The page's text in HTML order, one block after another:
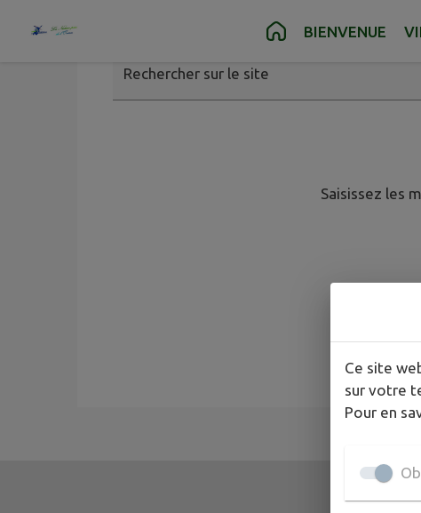
Contenu Pied de pageBIENVENUE
Rechercher sur le site
Saisissez les
Ce site
sur votre
Pour en